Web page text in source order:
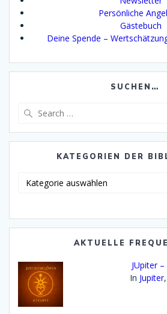
Persönliche
Gästebuch
Deine Spende –
SUCHEN…
KATEGORIEN DER
AKTUELLE
JUpiter
In Jupiter,